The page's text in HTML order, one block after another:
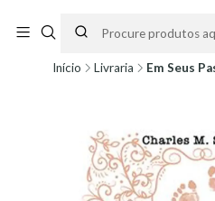
partir do dia 11 de Agosto, às 10H.
Início Livraria Em Seus